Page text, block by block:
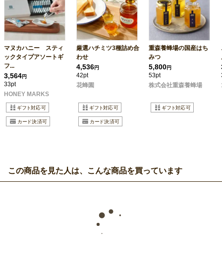
マヌカハニー スティ
ックタイプアソートギ
フ...
3,564円
33pt
HONEY MARKS
厳選ハチミツ3種詰め合
わせ
4,536円
42pt
花蜂園
重森養蜂場の国産はち
みつ
5,800円
53pt
株式会社重森養蜂場
この商品を見た人は、こんな商品を買っています